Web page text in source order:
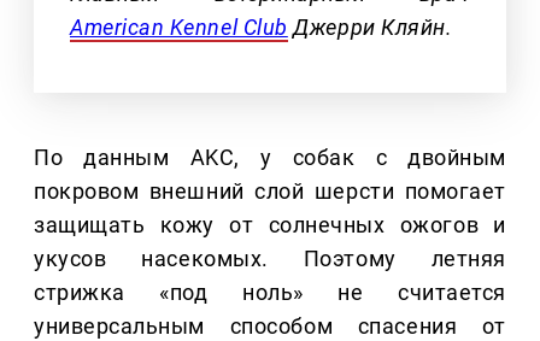
American Kennel Club Джерри Кляйн.
По данным AKC, у собак с двойным
покровом внешний слой шерсти помогает
защищать кожу от солнечных ожогов и
укусов насекомых. Поэтому летняя
стрижка «под ноль» не считается
универсальным способом спасения от